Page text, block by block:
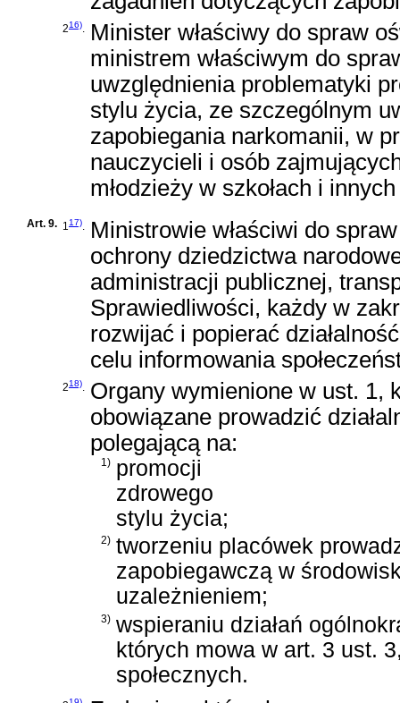
216). Minister właściwy do spraw
ministrem właściwym do
uwzględnienia problematyki
stylu życia, ze szczególnym
zapobiegania narkomanii, w
nauczycieli i osób
młodzieży w szkołach i
Art. 9. 117). Ministrowie właściwi do
ochrony dziedzictwa
administracji publicznej,
Sprawiedliwości, każdy w
rozwijać i popierać
celu informowania
218). Organy wymienione w ust. 1,
obowiązane prowadzić
polegającą na:
1) promocji
zdrowego
stylu życia;
2) tworzeniu placówek
zapobiegawczą w
uzależnieniem;
3) wspieraniu działań
których mowa w art. 3 ust.
społecznych.